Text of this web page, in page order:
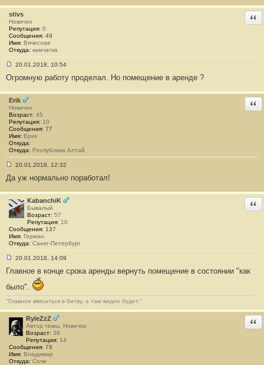
б
щ
е
и
е
#
stivs
Новичок
Репутация: 0
Сообщения: 49
Имя: Вячеслав
Откуда: камчатка
о
о
б
щ
е
е
#
4
20.01.2018, 10:54
Огромную работу проделал. Но помещение в аренде ?
Erik
Новичок
Возраст: 45
Репутация: 10
Сообщения: 77
Имя: Ерик
Откуда:
Откуда: Республика Алтай
о
б
щ
е
н
и
е
#
5
20.01.2018, 12:32
Да уж нормально поработал!
KabanchiK
Бывалый
Возраст: 57
Репутация: 10
Сообщения: 137
Имя: Герман
Откуда: Санкт-Петербург
о
б
щ
и
е
#
6
20.01.2018, 14:09
Главное в конце срока аренды вернуть помещение в состоянии "как
было".
"Главное ввязаться в битву, а там видно будет."
RyleZzZ
Автор темы, Новичок
Возраст: 36
Репутация: 14
Сообщения: 78
Имя: Владимир
Откуда: Сочи